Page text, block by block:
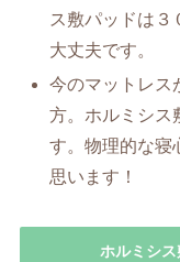
ス敷パッドは３
大丈夫です。
今のマットレス
方。ホルミシス
す。物理的な寝
思います！
ホルミシ